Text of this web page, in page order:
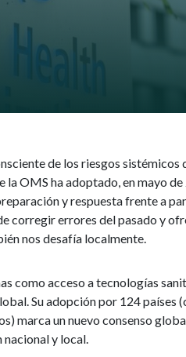
de los riesgos sistémicos
la OMS ha adoptado, en mayo
y respuesta frente a
corregir errores del pasado y
nos desafía localmente.
como acceso a tecnologías
Su adopción por 124 países
marca un nuevo consenso
y local.